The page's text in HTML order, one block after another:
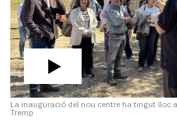
La inauguració del nou centre ha tingut lloc
Tremp